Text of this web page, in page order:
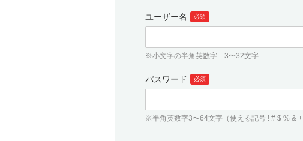
ユーザー名 必須
※小文字の半角英数字 3〜32文字
パスワード 必須
※半角英数字3〜64文字（使える記号 ! # $ % & +